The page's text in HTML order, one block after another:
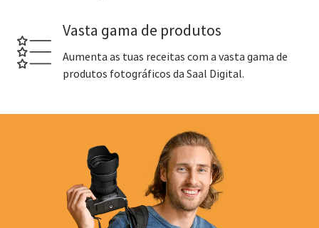
Vasta gama de produtos
Aumenta as tuas receitas com a vasta gama de
produtos fotográficos da Saal Digital.